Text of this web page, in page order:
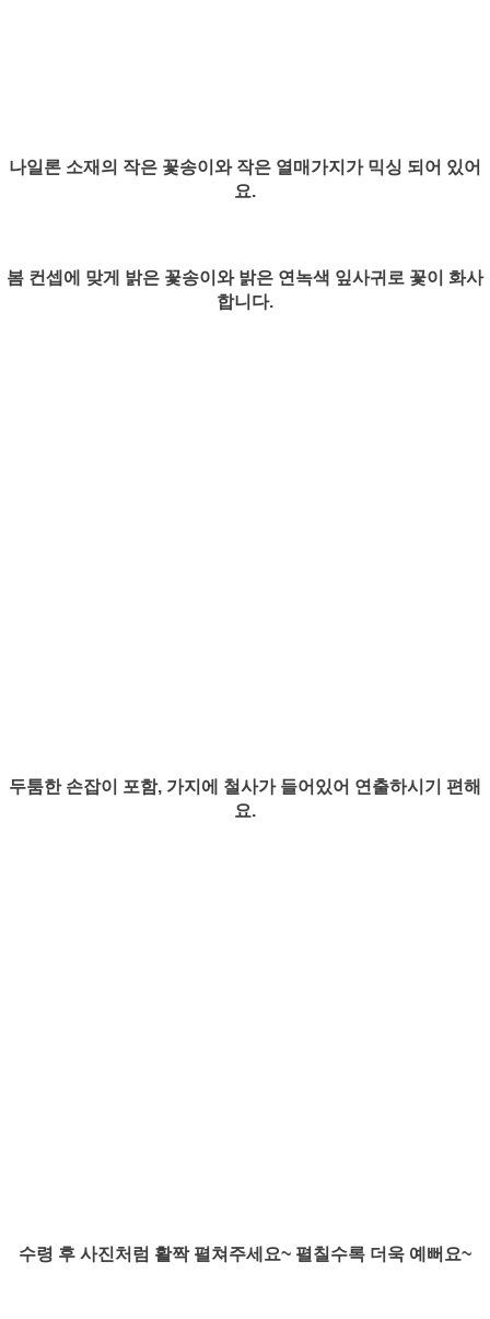
나일론 소재의 작은 꽃송이와 작은 열매가지가 믹싱 되어 있어
요.
봄 컨셉에 맞게 밝은 꽃송이와 밝은 연녹색 잎사귀로 꽃이 화사
합니다.
두툼한 손잡이 포함, 가지에 철사가 들어있어 연출하시기 편해
요.
수령 후 사진처럼 활짝 펼쳐주세요~ 펼칠수록 더욱 예뻐요~